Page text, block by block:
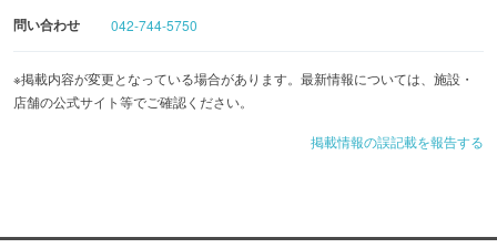
最大50名様まで可！お子様連れも大歓迎！ご利用人数など
問い合わせ 042-744-5750
※掲載内容が変更となっている場合があります。最新情報については、施設・
店舗の公式サイト等でご確認ください。
掲載情報の誤記載を報告する